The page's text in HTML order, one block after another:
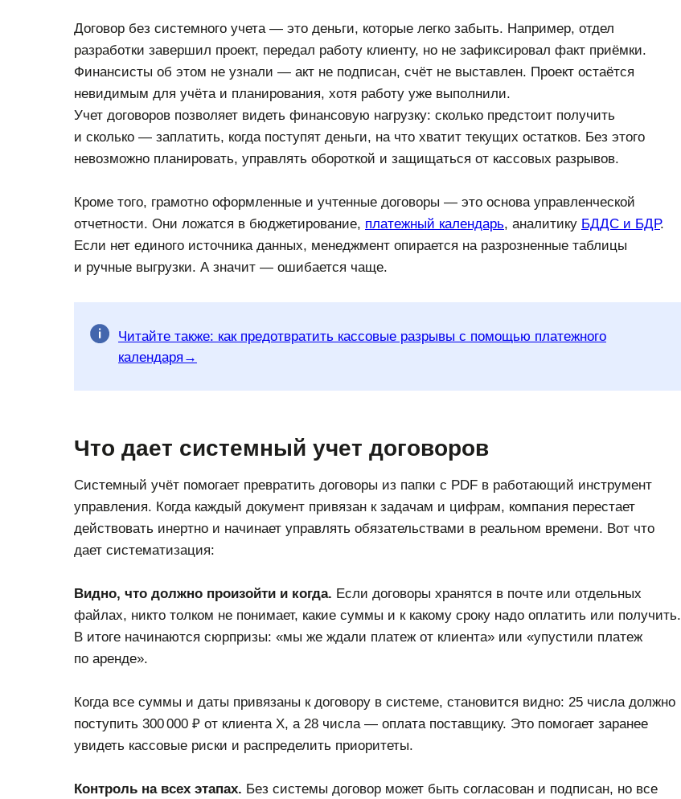
Договор без системного учета — это деньги, которые легко забыть. Например, отдел
разработки завершил проект, передал работу клиенту, но не зафиксировал факт приёмки.
Финансисты об этом не узнали — акт не подписан, счёт не выставлен. Проект остаётся
невидимым для учёта и планирования, хотя работу уже выполнили.
Учет договоров позволяет видеть финансовую нагрузку: сколько предстоит получить
и сколько — заплатить, когда поступят деньги, на что хватит текущих остатков. Без этого
невозможно планировать, управлять обороткой и защищаться от кассовых разрывов.
Кроме того, грамотно оформленные и учтенные договоры — это основа управленческой
отчетности. Они ложатся в бюджетирование, платежный календарь, аналитику БДДС и БДР.
Если нет единого источника данных, менеджмент опирается на разрозненные таблицы
и ручные выгрузки. А значит — ошибается чаще.
Читайте также: как предотвратить кассовые разрывы с помощью платежного
календаря→
Что дает системный учет договоров
Системный учёт помогает превратить договоры из папки с PDF в работающий инструмент
управления. Когда каждый документ привязан к задачам и цифрам, компания перестает
действовать инертно и начинает управлять обязательствами в реальном времени. Вот что
дает систематизация:
Видно, что должно произойти и когда. Если договоры хранятся в почте или отдельных
файлах, никто толком не понимает, какие суммы и к какому сроку надо оплатить или получить.
В итоге начинаются сюрпризы: «мы же ждали платеж от клиента» или «упустили платеж
по аренде».
Когда все суммы и даты привязаны к договору в системе, становится видно: 25 числа должно
поступить 300 000 ₽ от клиента X, а 28 числа — оплата поставщику. Это помогает заранее
увидеть кассовые риски и распределить приоритеты.
Контроль на всех этапах. Без системы договор может быть согласован и подписан, но все